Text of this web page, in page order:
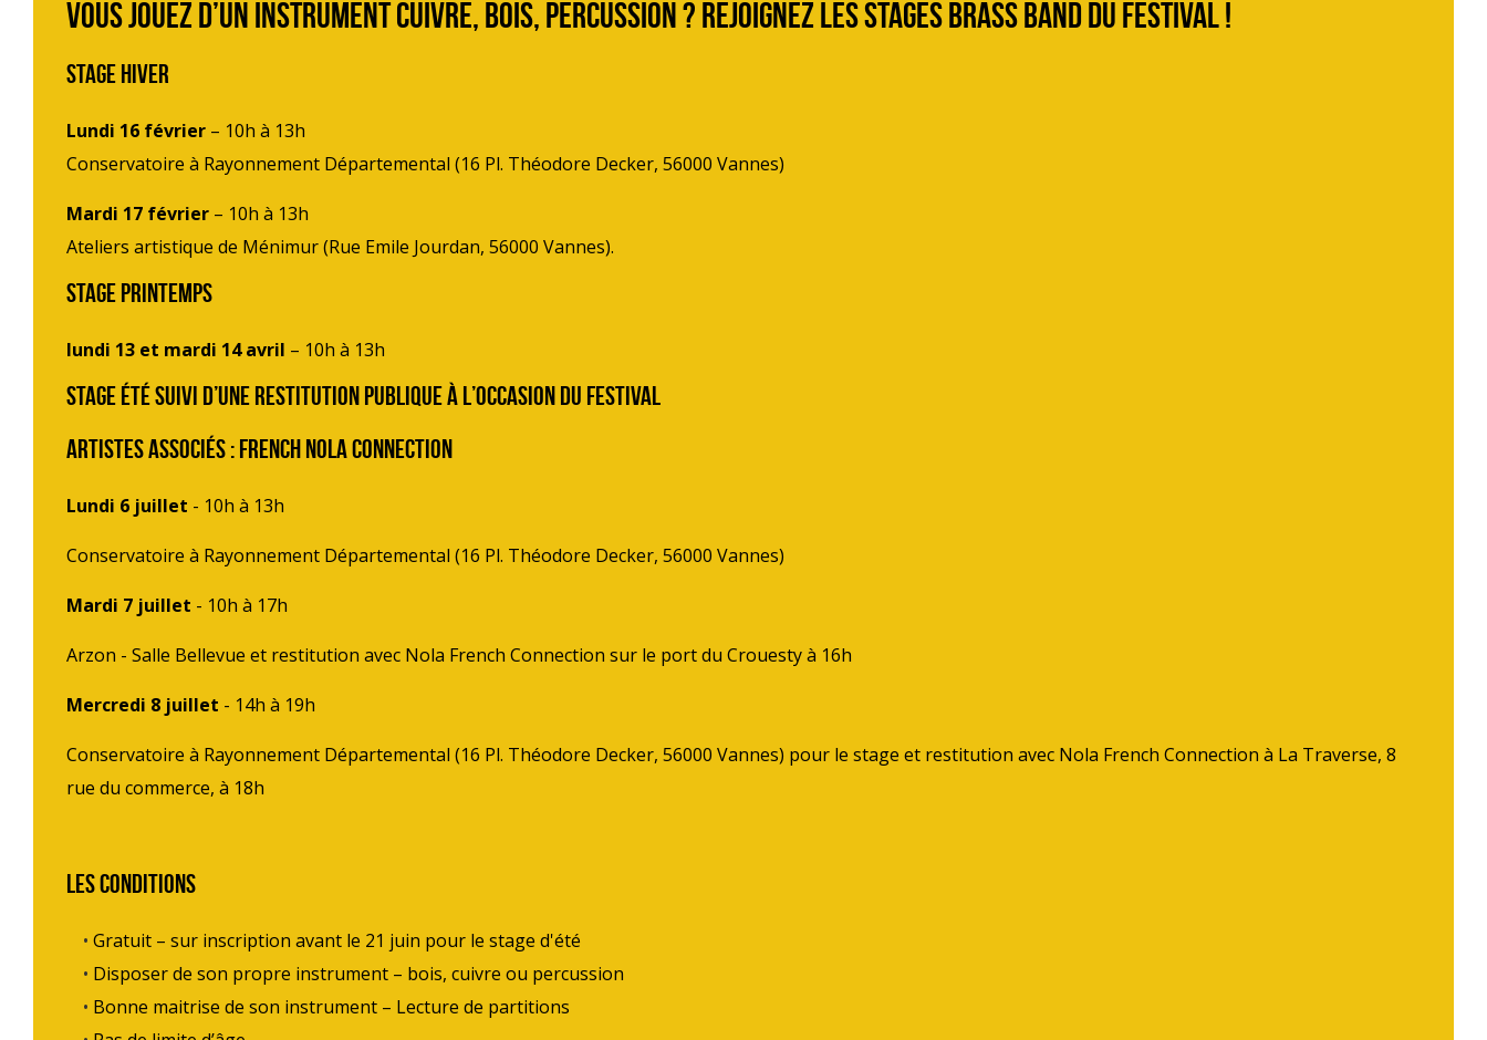
Vous jouez d’un instrument cuivre, bois, percussion ? Rejoignez les stages Brass band du festival !
Stage hiver
Lundi 16 février – 10h à 13h
Conservatoire à Rayonnement Départemental (16 Pl. Théodore Decker, 56000 Vannes)
Mardi 17 février – 10h à 13h
Ateliers artistique de Ménimur (Rue Emile Jourdan, 56000 Vannes).
Stage printemps
lundi 13 et mardi 14 avril – 10h à 13h
Stage été suivi d’une restitution publique à l’occasion du festival
ARTISTES ASSOCIÉS : french nola connection
Lundi 6 juillet - 10h à 13h
Conservatoire à Rayonnement Départemental (16 Pl. Théodore Decker, 56000 Vannes)
Mardi 7 juillet - 10h à 17h
Arzon - Salle Bellevue et restitution avec Nola French Connection sur le port du Crouesty à 16h
Mercredi 8 juillet - 14h à 19h
Conservatoire à Rayonnement Départemental (16 Pl. Théodore Decker, 56000 Vannes) pour le stage et restitution avec Nola French Connection à La Traverse, 8
rue du commerce, à 18h
Les conditions
Gratuit – sur inscription avant le 21 juin pour le stage d'été
Disposer de son propre instrument – bois, cuivre ou percussion
Bonne maitrise de son instrument – Lecture de partitions